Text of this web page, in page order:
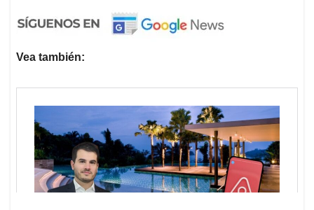
Vea también: